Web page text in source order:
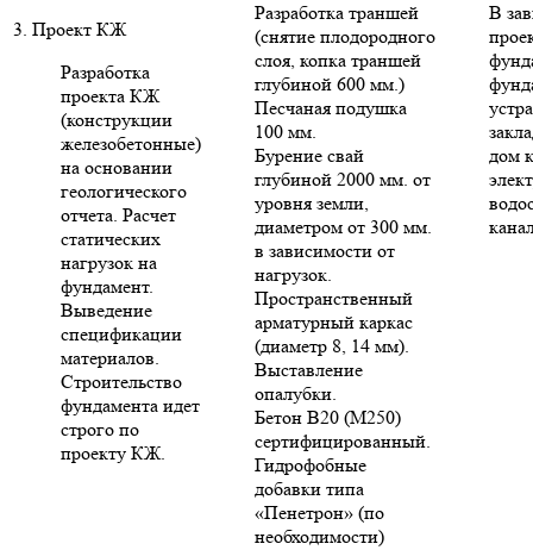
3. Проект КЖ
Разработка
проекта КЖ
(конструкции
железобетонные)
на основании
геологического
отчета. Расчет
статических
нагрузок на
фундамент.
Выведение
спецификации
материалов.
Строительство
фундамента идет
строго по
проекту КЖ.
Разработка траншей
(снятие плодородного
слоя, копка траншей
глубиной 600 мм.)
Песчаная подушка
100 мм.
Бурение свай
глубиной 2000 мм. от
уровня земли,
диаметром от 300 мм.
в зависимости от
нагрузок.
Пространственный
арматурный каркас
(диаметр 8, 14 мм).
Выставление
опалубки.
Бетон В20 (М250)
сертифицированный.
Гидрофобные
добавки типа
«Пенетрон» (по
необходимости)
В
дом